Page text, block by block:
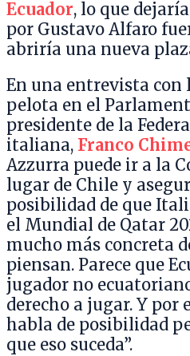
Ecuador, lo que
por Gustavo Alfaro
abriría una nueva
En una entrevista con
pelota en el
presidente de la
italiana, Franco
Azzurra puede ir a la
lugar de Chile y
posibilidad de que
el Mundial de Qatar
mucho más concreta
piensan. Parece que
jugador no
derecho a jugar. Y por
habla de posibilidad
que eso suceda”.